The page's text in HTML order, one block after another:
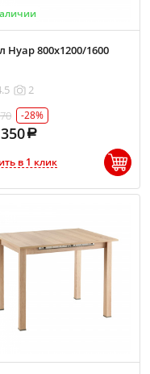
Нуар 800х1200/1600
2
-28%
в 1 клик